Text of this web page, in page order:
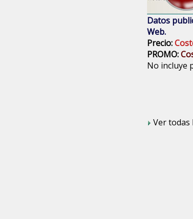
Datos
Web.
Precio:
PROMO:
No incluye
Ver todas